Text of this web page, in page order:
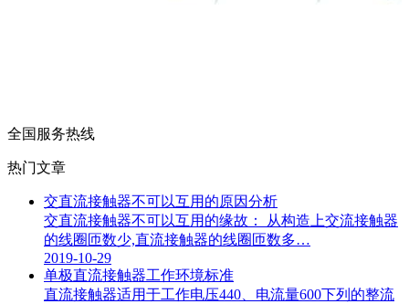
全国服务热线
热门文章
交直流接触器不可以互用的原因分析
交直流接触器不可以互用的缘故： 从构造上交流接触器
的线圈匝数少,直流接触器的线圈匝数多…
2019-10-29
单极直流接触器工作环境标准
直流接触器适用于工作电压440、电流量600下列的整流